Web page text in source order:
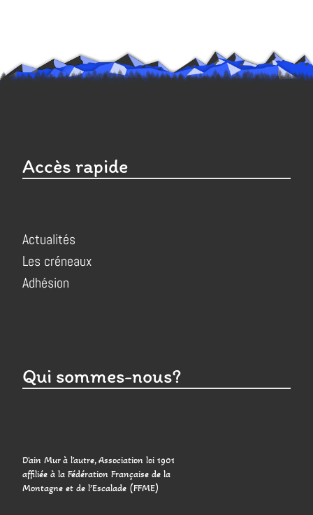
Accès rapide
Actualités
Les créneaux
Adhésion
Qui sommes-nous?
D'ain Mur à l'autre, Association loi 1901
affiliée à la Fédération Française de la
Montagne et de l’Escalade (FFME)